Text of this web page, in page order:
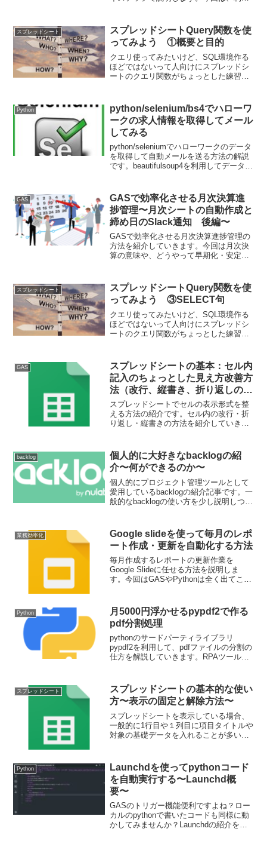
スプレッドシート
スプレッドシートQuery関数を使
ってみよう ①概要と目的
クエリ使ってみたいけど、SQL環境作る
ほどではないって人向けにスプレッドシ
ートのクエリ関数がちょっとした練習や
すが、よく実務で起きる事象への対応も
紹介していきます。1回目の今回は概要と
目的です。
Python
python/selenium/bs4でハローワ
ークの求人情報を取得してメール
してみる
python/seleniumでハローワークのデータ
を取得して自動メールを送る方法の解説
です。beautifulsoup4を利用してデータ解
GAS
GASで効率化させる月次決算進
捗管理〜月次シートの自動作成と
締め日のSlack通知 後編〜
GASで効率化させる月次決算進捗管理の
方法を紹介していきます。今回は月次決
算の意味や、どうやって早期化・安定化
法を紹介します。
スプレッドシート
スプレッドシートQuery関数を使
ってみよう ③SELECT句
クエリ使ってみたいけど、SQL環境作る
ほどではないって人向けにスプレッドシ
ートのクエリ関数がちょっとした練習や
すが、よく実務で起きる事象への対応も
紹介していきます。3回目の今回は
SELECT文です。
GAS
スプレッドシートの基本：セル内
記入のちょっとした見え方改善方
法（改行、縦書き、折り返しの方
法）
スプレッドシートでセルの表示形式を整
える方法の紹介です。セル内の改行・折
り返し・縦書きの方法を紹介していきま
て説明しています。
backlog
個人的に大好きなbacklogの紹
介〜何ができるのか〜
個人的にプロジェクト管理ツールとして
愛用しているbacklogの紹介記事です。一
般的なbacklogの使い方を少し説明しつ
業務効率化
Google slideを使って毎月のレポ
ート作成・更新を自動化する方法
毎月作成するレポートの更新作業を
Google Slideに任せる方法を説明しま
す。今回はGASやPythonは全く出てこな
は、自動化して自分にとって価値のある
と思える作業に集中したいですね。
Python
月5000円浮かせるpypdf2で作る
pdf分割処理
pythonのサードパーティライブラリ
pypdf2を利用して、pdfファイルの分割の
仕方を解説していきます。RPAツールで
介させていただきます。
スプレッドシート
スプレッドシートの基本的な使い
方〜表示の固定と解除方法〜
スプレッドシートを表示している場合、
一般的に1行目や１列目に項目タイトルや
対象の基礎データを入れることが多いか
ができます。スプレッドシートにおけ
る、PC・スマホでの表示の固定・解除方
法や固定位置の変更方法などを紹介して
いきます。
Python
Launchdを使ってpythonコード
を自動実行する〜Launchd概
要〜
GASのトリガー機能便利ですよね？ロー
カルのpythonで書いたコードも同様に動
かしてみませんか？Launchdの紹介をし